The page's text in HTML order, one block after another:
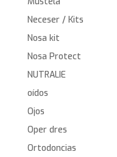
Neceser / Kits
Nosa kit
Nosa Protect
NUTRALIE
oídos
Ojos
Oper dres
Ortodoncias